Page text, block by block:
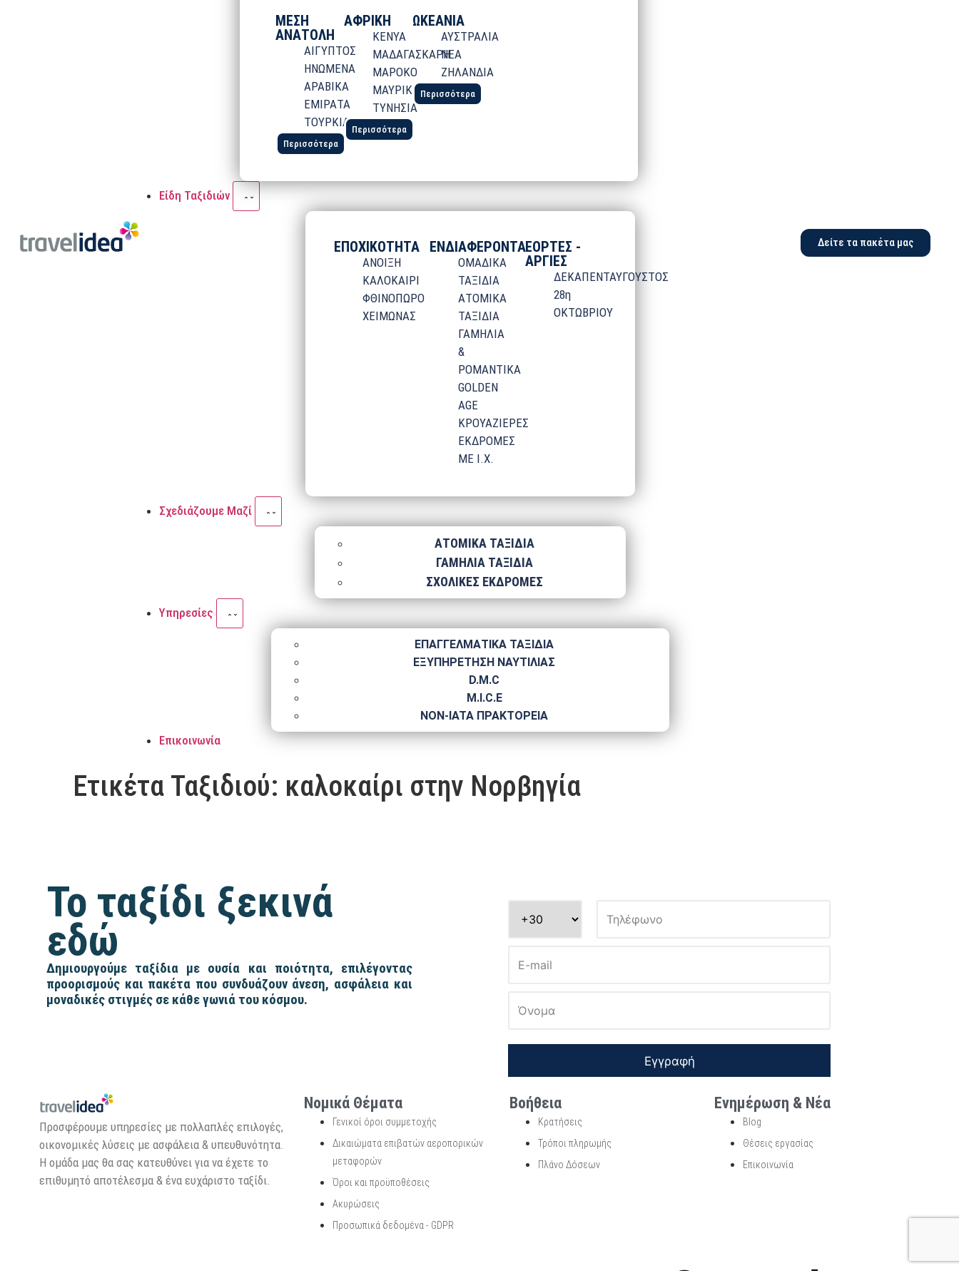
ΜΕΣΗ
ΑΝΑΤΟΛΗ
ΑΙΓΥΠΤΟΣ
ΗΝΩΜΕΝΑ
ΑΡΑΒΙΚΑ
ΕΜΙΡΑΤΑ
ΤΟΥΡΚΙΑ
Περισσότερα
ΑΦΡΙΚΗ
ΚΕΝΥΑ
ΜΑΔΑΓΑΣΚΑΡΗ
ΜΑΡΟΚΟ
ΜΑΥΡΙΚΙΟΣ
ΤΥΝΗΣΙΑ
Περισσότερα
ΩΚΕΑΝΙΑ
ΑΥΣΤΡΑΛΙΑ
ΝΕΑ
ΖΗΛΑΝΔΙΑ
Περισσότερα
Είδη Ταξιδιών
ΕΠΟΧΙΚΟΤΗΤΑ
ΑΝΟΙΞΗ
ΚΑΛΟΚΑΙΡΙ
ΦΘΙΝΟΠΩΡΟ
ΧΕΙΜΩΝΑΣ
ΕΝΔΙΑΦΕΡΟΝΤΑ
ΟΜΑΔΙΚΑ
ΤΑΞΙΔΙΑ
ΑΤΟΜΙΚΑ
ΤΑΞΙΔΙΑ
ΓΑΜΗΛΙΑ
&
ΡΟΜΑΝΤΙΚΑ
GOLDEN
AGE
ΚΡΟΥΑΖΙΕΡΕΣ
ΕΚΔΡΟΜΕΣ
ΜΕ Ι.Χ.
ΕΟΡΤΕΣ -
ΑΡΓΙΕΣ
ΔΕΚΑΠΕΝΤΑΥΓΟΥΣΤΟΣ
28η
ΟΚΤΩΒΡΙΟΥ
Σχεδιάζουμε Μαζί
ΑΤΟΜΙΚΑ ΤΑΞΙΔΙΑ
ΓΑΜΗΛΙΑ ΤΑΞΙΔΙΑ
ΣΧΟΛΙΚΕΣ ΕΚΔΡΟΜΕΣ
Υπηρεσίες
ΕΠΑΓΓΕΛΜΑΤΙΚΑ ΤΑΞΙΔΙΑ
ΕΞΥΠΗΡΕΤΗΣΗ ΝΑΥΤΙΛΙΑΣ
D.M.C
M.I.C.E
NΟΝ-IATA ΠΡΑΚΤΟΡΕΙΑ
Επικοινωνία
Δείτε τα πακέτα μας
Ετικέτα Ταξιδιού: καλοκαίρι στην Νορβηγία
Το ταξίδι ξεκινά
εδώ
Δημιουργούμε ταξίδια με ουσία και ποιότητα, επιλέγοντας
προορισμούς και πακέτα που συνδυάζουν άνεση, ασφάλεια και
μοναδικές στιγμές σε κάθε γωνιά του κόσμου.
Εγγραφή
Προσφέρουμε υπηρεσίες με πολλαπλές επιλογές,
οικονομικές λύσεις με ασφάλεια & υπευθυνότητα.
Η ομάδα μας θα σας κατευθύνει για να έχετε το
επιθυμητό αποτέλεσμα & ένα ευχάριστο ταξίδι.
Νομικά Θέματα
Γενικοί όροι συμμετοχής
Δικαιώματα επιβατών αεροπορικών
μεταφορών
Όροι και προϋποθέσεις
Ακυρώσεις
Προσωπικά δεδομένα - GDPR
Βοήθεια
Κρατήσεις
Τρόποι πληρωμής
Πλάνο Δόσεων
Ενημέρωση & Νέα
Blog
Θέσεις εργασίας
Επικοινωνία